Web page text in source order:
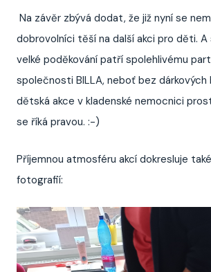
Na závěr zbývá dodat, že již nyní se
dobrovolníci těší na další akci pro děti.
velké poděkování patří spolehlivému
společnosti BILLA, neboť bez dárkových
dětská akce v kladenské nemocnici
se říká pravou. :-)
Příjemnou atmosféru akcí dokresluje
fotografií: